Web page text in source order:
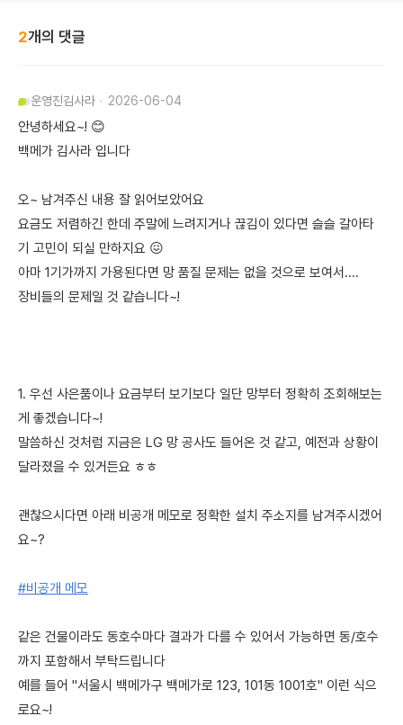
2개의 댓글
운영진김사라 2026-06-04
안녕하세요~! 😊
백메가 김사라 입니다
오~ 남겨주신 내용 잘 읽어보았어요
요금도 저렴하긴 한데 주말에 느려지거나 끊김이 있다면 슬슬 갈아타
기 고민이 되실 만하지요 😖
아마 1기가까지 가용된다면 망 품질 문제는 없을 것으로 보여서....
장비들의 문제일 것 같습니다~!
1. 우선 사은품이나 요금부터 보기보다 일단 망부터 정확히 조회해보는
게 좋겠습니다~!
말씀하신 것처럼 지금은 LG 망 공사도 들어온 것 같고, 예전과 상황이
달라졌을 수 있거든요 ㅎㅎ
괜찮으시다면 아래 비공개 메모로 정확한 설치 주소지를 남겨주시겠어
요~?
#비공개 메모
같은 건물이라도 동호수마다 결과가 다를 수 있어서 가능하면 동/호수
까지 포함해서 부탁드립니다
예를 들어 "서울시 백메가구 백메가로 123, 101동 1001호" 이런 식으
로요~!